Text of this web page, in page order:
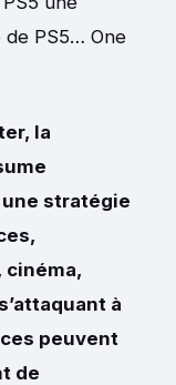
PS5… One
la
stratégie
cinéma,
à
peuvent
de